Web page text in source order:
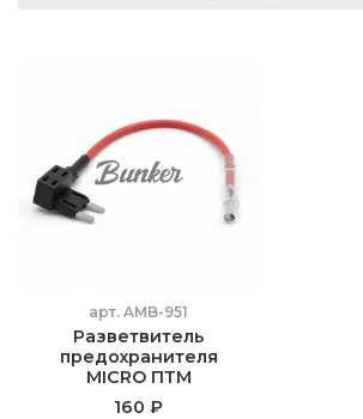
арт. AMB-951
Разветвитель
предохранителя
MICRO ПТМ
160 ₽